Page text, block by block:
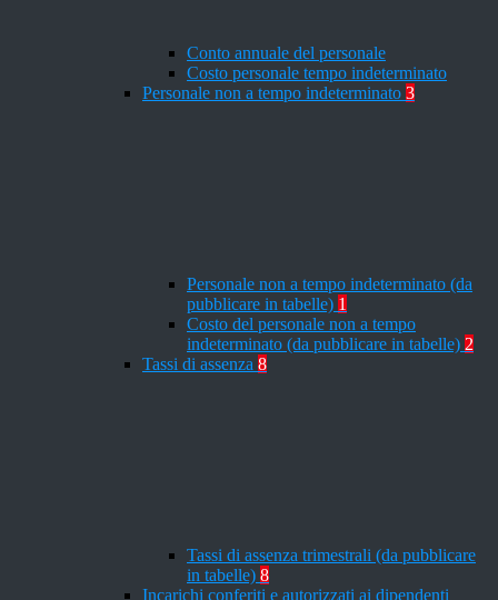
Conto annuale del personale
Costo personale tempo indeterminato
Personale non a tempo indeterminato 3
Personale non a tempo indeterminato (da
pubblicare in tabelle) 1
Costo del personale non a tempo
indeterminato (da pubblicare in tabelle) 2
Tassi di assenza 8
Tassi di assenza trimestrali (da pubblicare
in tabelle) 8
Incarichi conferiti e autorizzati ai dipendenti